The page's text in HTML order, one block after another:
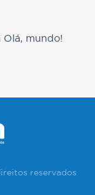
Olá, mundo!
reservados